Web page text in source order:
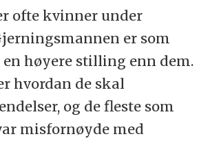
ofte kvinner under
er som
høyere stilling enn dem.
hvordan de skal
og de fleste som
misfornøyde med